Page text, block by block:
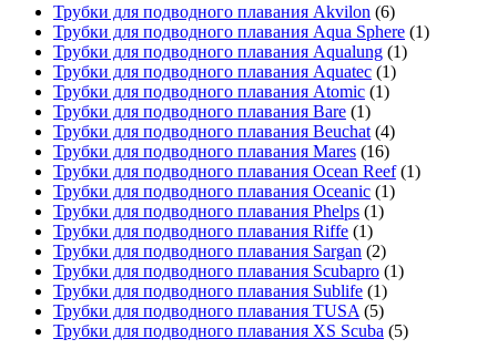
Трубки для подводного плавания Akvilon (6)
Трубки для подводного плавания Aqua Sphere (1)
Трубки для подводного плавания Aqualung (1)
Трубки для подводного плавания Aquatec (1)
Трубки для подводного плавания Atomic (1)
Трубки для подводного плавания Bare (1)
Трубки для подводного плавания Beuchat (4)
Трубки для подводного плавания Mares (16)
Трубки для подводного плавания Ocean Reef(1)
Трубки для подводного плавания Oceanic (1)
Трубки для подводного плавания Phelps (1)
Трубки для подводного плавания Riffe (1)
Трубки для подводного плавания Sargan (2)
Трубки для подводного плавания Scubapro (1)
Трубки для подводного плавания Sublife (1)
Трубки для подводного плавания TUSA (5)
Трубки для подводного плавания XS Scuba (5)